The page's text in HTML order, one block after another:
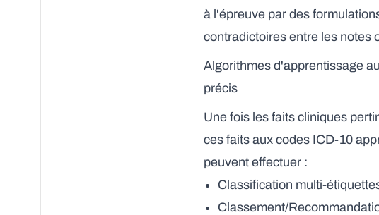
à l'épreuve par des
contradictoires entre les notes
Algorithmes d'apprentissage
précis
Une fois les faits cliniques
ces faits aux codes ICD-10
peuvent effectuer :
Classification multi-
Classement/